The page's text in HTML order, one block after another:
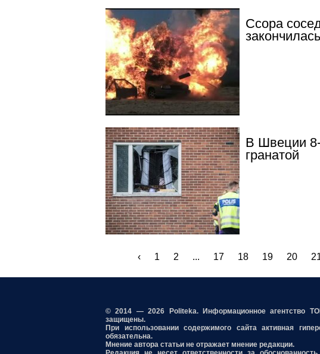
Ссора
В Швеции 8-
гранатой
‹ 1 2 ... 17 18 19 20
© 2014 — 2026 Politeka. Информационное агентство
защищены.
При использовании содержимого сайта активная
обязательна.
Мнение автора статьи не отражает мнение редакции.